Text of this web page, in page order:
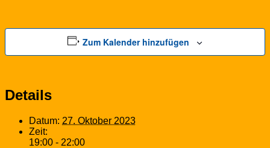
Zum Kalender hinzufügen
Details
Datum: 27. Oktober 2023
Zeit:
19:00 - 22:00